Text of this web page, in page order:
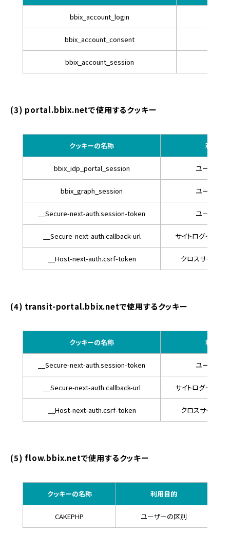
bbix_account_login
bbix_account_consent
bbix_account_session
(3) portal.bbix.netで使用するクッキー
クッキーの名称 利用目
bbix_idp_portal_session ユーザー
bbix_graph_session ユーザー
__Secure-next-auth.session-token ユーザー
__Secure-next-auth.callback-url サイトログイン後
__Host-next-auth.csrf-token クロスサイト要
(4) transit-portal.bbix.netで使用するクッキー
クッキーの名称 利用目
__Secure-next-auth.session-token ユーザー
__Secure-next-auth.callback-url サイトログイン後
__Host-next-auth.csrf-token クロスサイト要
(5) flow.bbix.netで使用するクッキー
クッキーの名称 利用目的
CAKEPHP ユーザーの区別